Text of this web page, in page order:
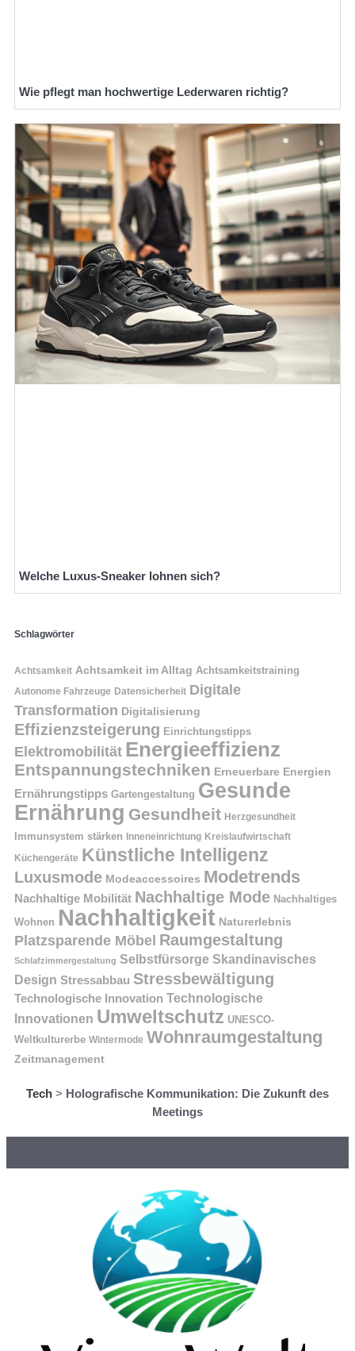
Wie pflegt man hochwertige Lederwaren richtig?
Welche Luxus-Sneaker lohnen sich?
Schlagwörter
Achtsamkeit Achtsamkeit im Alltag Achtsamkeitstraining
Autonome Fahrzeuge Datensicherheit Digitale
Transformation Digitalisierung
Effizienzsteigerung Einrichtungstipps
Elektromobilität Energieeffizienz
Entspannungstechniken Erneuerbare Energien
Ernährungstipps Gartengestaltung Gesunde
Ernährung Gesundheit Herzgesundheit
Immunsystem stärken Inneneinrichtung Kreislaufwirtschaft
Küchengeräte Künstliche Intelligenz
Luxusmode Modeaccessoires Modetrends
Nachhaltige Mobilität Nachhaltige Mode Nachhaltiges
Wohnen Nachhaltigkeit Naturerlebnis
Platzsparende Möbel Raumgestaltung
Schlafzimmergestaltung Selbstfürsorge Skandinavisches
Design Stressabbau Stressbewältigung
Technologische Innovation Technologische
Innovationen Umweltschutz UNESCO-
Weltkulturerbe Wintermode Wohnraumgestaltung
Zeitmanagement
Tech > Holografische Kommunikation: Die Zukunft des
Meetings